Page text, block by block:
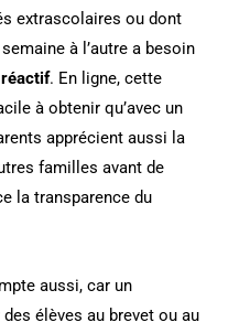
extrascolaires ou dont
à l’autre a besoin
. En ligne, cette
à obtenir qu’avec un
apprécient aussi la
familles avant de
la transparence du
aussi, car un
élèves au brevet ou au